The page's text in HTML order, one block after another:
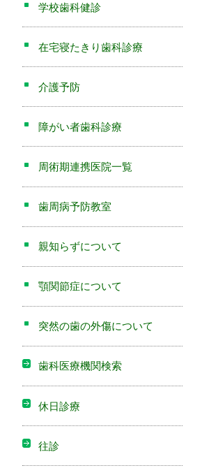
学校歯科健診
在宅寝たきり歯科診療
介護予防
障がい者歯科診療
周術期連携医院一覧
歯周病予防教室
親知らずについて
顎関節症について
突然の歯の外傷について
歯科医療機関検索
休日診療
往診